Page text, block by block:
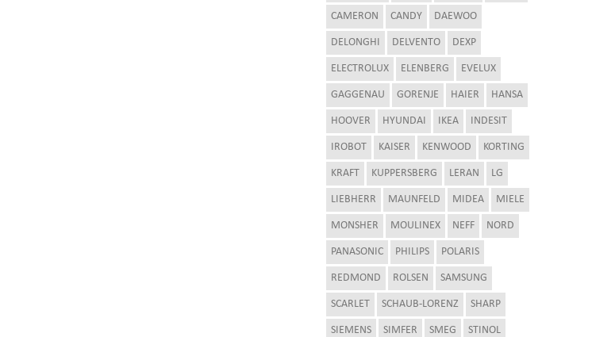
CAMERON CANDY DAEWOO
DELONGHI DELVENTO DEXP
ELECTROLUX ELENBERG EVELUX
GAGGENAU GORENJE HAIER HANSA
HOOVER HYUNDAI IKEA INDESIT
IROBOT KAISER KENWOOD KORTING
KRAFT KUPPERSBERG LERAN LG
LIEBHERR MAUNFELD MIDEA MIELE
MONSHER MOULINEX NEFF NORD
PANASONIC PHILIPS POLARIS
REDMOND ROLSEN SAMSUNG
SCARLET SCHAUB-LORENZ SHARP
SIEMENS SIMFER SMEG STINOL